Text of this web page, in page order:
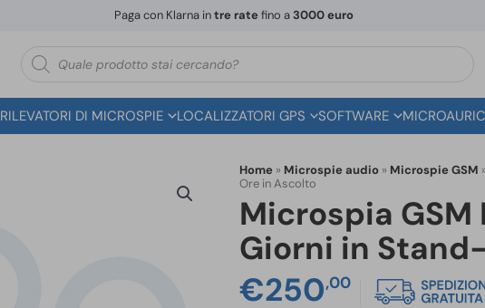
Paga con Klarna intre ratefino a3000 euro
Ricerca
prodotti
RILEVATORI DI MICROSPIE LOCALIZZATORI GPS SOFTWARE
Home » Microspie audio » Microspie GSM »
Ore in Ascolto
Microspia GSM
Giorni in
€250,00